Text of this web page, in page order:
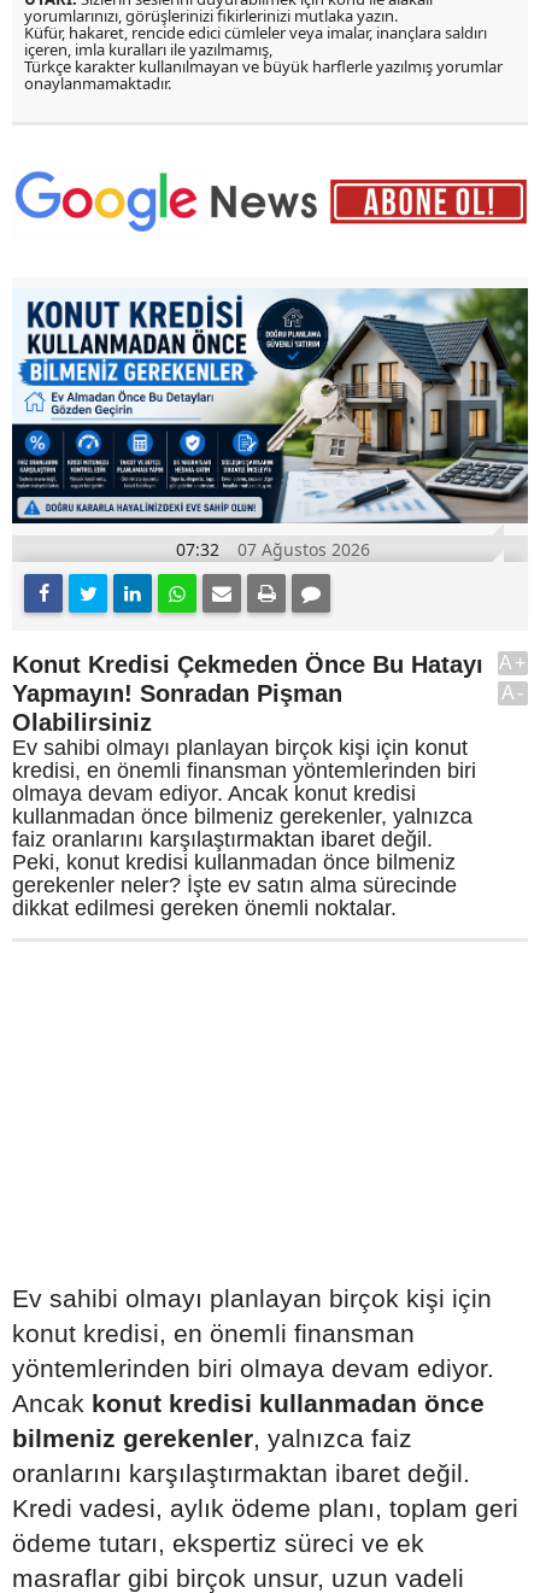
yorumlarınızı, görüşlerinizi fikirlerinizi mutlaka yazın.
Küfür, hakaret, rencide edici cümleler veya imalar, inançlara saldırı
içeren, imla kuralları ile yazılmamış,
Türkçe karakter kullanılmayan ve büyük harflerle yazılmış yorumlar
onaylanmamaktadır.
07:32 07 Ağustos 2026
Konut Kredisi Çekmeden Önce Bu Hatayı
Yapmayın! Sonradan Pişman
Olabilirsiniz
Ev sahibi olmayı planlayan birçok kişi için konut
kredisi, en önemli finansman yöntemlerinden biri
olmaya devam ediyor. Ancak konut kredisi
kullanmadan önce bilmeniz gerekenler, yalnızca
faiz oranlarını karşılaştırmaktan ibaret değil.
Peki, konut kredisi kullanmadan önce bilmeniz
gerekenler neler? İşte ev satın alma sürecinde
dikkat edilmesi gereken önemli noktalar.
A+
A-
Ev sahibi olmayı planlayan birçok kişi için
konut kredisi, en önemli finansman
yöntemlerinden biri olmaya devam ediyor.
Ancak konut kredisi kullanmadan önce
bilmeniz gerekenler , yalnızca faiz
oranlarını karşılaştırmaktan ibaret değil.
Kredi vadesi, aylık ödeme planı, toplam geri
ödeme tutarı, ekspertiz süreci ve ek
masraflar gibi birçok unsur, uzun vadeli